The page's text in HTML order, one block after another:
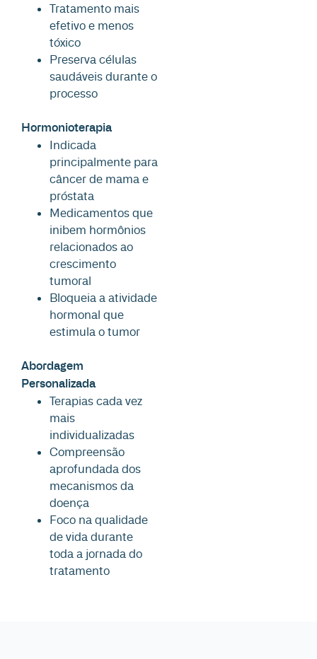
Tratamento mais
efetivo e menos
tóxico
Preserva células
saudáveis durante o
processo
Hormonioterapia
Indicada
principalmente para
câncer de mama e
próstata
Medicamentos que
inibem hormônios
relacionados ao
crescimento
tumoral
Bloqueia a atividade
hormonal que
estimula o tumor
Abordagem
Personalizada
Terapias cada vez
mais
individualizadas
Compreensão
aprofundada dos
mecanismos da
doença
Foco na qualidade
de vida durante
toda a jornada do
tratamento